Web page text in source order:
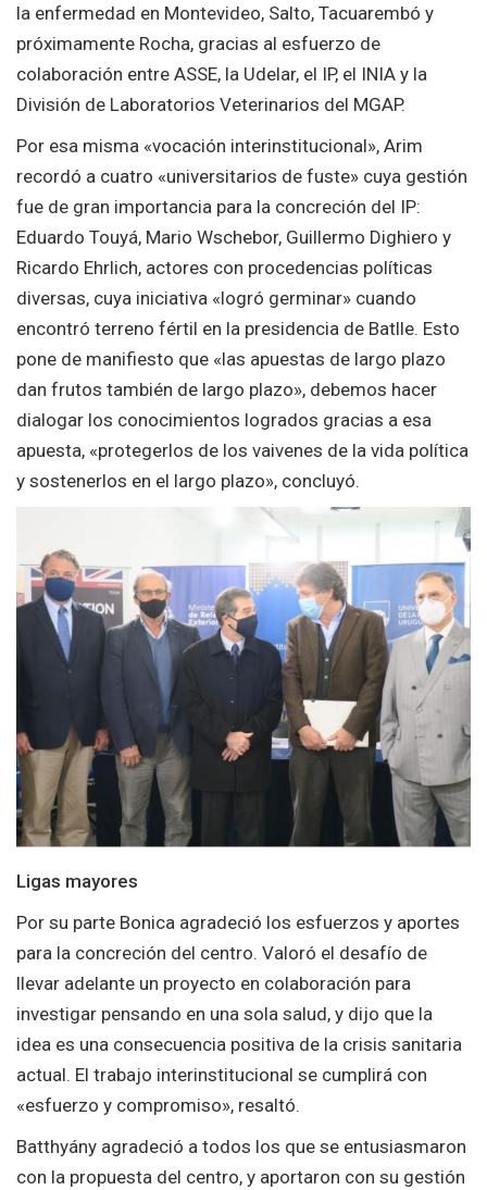
la enfermedad en Montevideo, Salto, Tacuarembó y
próximamente Rocha, gracias al esfuerzo de
colaboración entre ASSE, la Udelar, el IP, el INIA y la
División de Laboratorios Veterinarios del MGAP.
Por esa misma «vocación interinstitucional», Arim
recordó a cuatro «universitarios de fuste» cuya gestión
fue de gran importancia para la concreción del IP:
Eduardo Touyá, Mario Wschebor, Guillermo Dighiero y
Ricardo Ehrlich, actores con procedencias políticas
diversas, cuya iniciativa «logró germinar» cuando
encontró terreno fértil en la presidencia de Batlle. Esto
pone de manifiesto que «las apuestas de largo plazo
dan frutos también de largo plazo», debemos hacer
dialogar los conocimientos logrados gracias a esa
apuesta, «protegerlos de los vaivenes de la vida política
y sostenerlos en el largo plazo», concluyó.
Ligas mayores
Por su parte Bonica agradeció los esfuerzos y aportes
para la concreción del centro. Valoró el desafío de
llevar adelante un proyecto en colaboración para
investigar pensando en una sola salud, y dijo que la
idea es una consecuencia positiva de la crisis sanitaria
actual. El trabajo interinstitucional se cumplirá con
«esfuerzo y compromiso», resaltó.
Batthyány agradeció a todos los que se entusiasmaron
con la propuesta del centro, y aportaron con su gestión